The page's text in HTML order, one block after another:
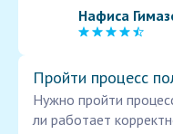
Нафиса
Пройти процесс
Нужно пройти
ли работает